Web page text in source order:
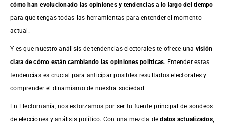
cómo han evolucionado las opiniones y tendencias a lo largo del tiempo
para que tengas todas las herramientas para entender el momento
actual.
Y es que nuestro análisis de tendencias electorales te ofrece una visión
clara de cómo están cambiando las opiniones políticas. Entender estas
tendencias es crucial para anticipar posibles resultados electorales y
comprender el dinamismo de nuestra sociedad.
En Electomanía, nos esforzamos por ser tu fuente principal de sondeos
de elecciones y análisis político. Con una mezcla dedatos actualizados,